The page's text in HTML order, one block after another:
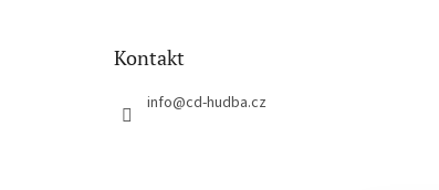
Kontakt
info@cd-hudba.cz